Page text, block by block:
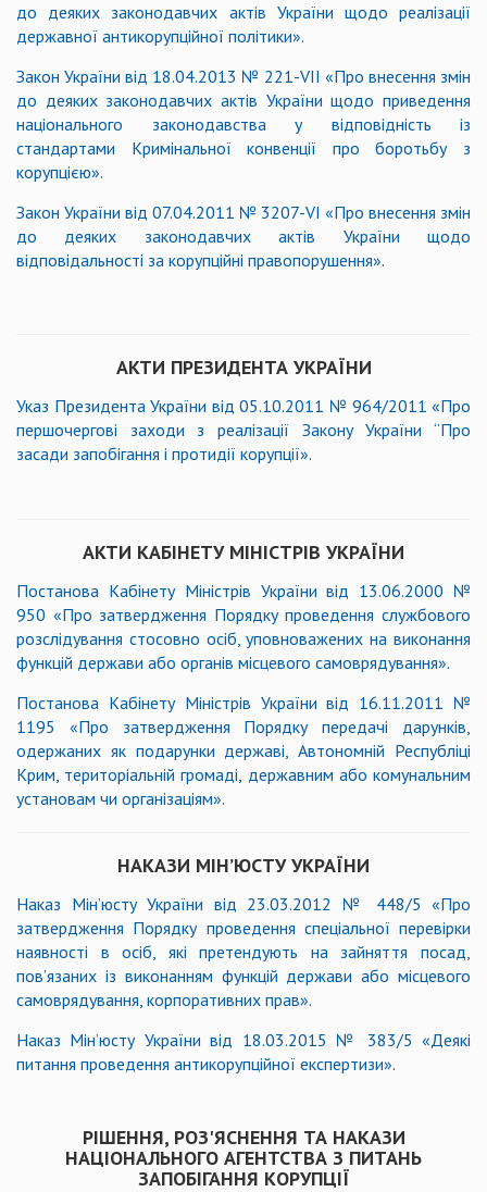
до деяких законодавчих актів України щодо реалізації
державної антикорупційної політики».
Закон України від 18.04.2013 № 221-VІІ «Про внесення змін
до деяких законодавчих актів України щодо приведення
національного законодавства у відповідність із
стандартами Кримінальної конвенції про боротьбу з
корупцією».
Закон України від 07.04.2011 № 3207-VІ «Про внесення змін
до деяких законодавчих актів України щодо
відповідальності за корупційні правопорушення».
АКТИ ПРЕЗИДЕНТА УКРАЇНИ
Указ Президента України від 05.10.2011 № 964/2011 «Про
першочергові заходи з реалізації Закону України “Про
засади запобігання і протидії корупції».
АКТИ КАБІНЕТУ МІНІСТРІВ УКРАЇНИ
Постанова Кабінету Міністрів України від 13.06.2000 №
950 «Про затвердження Порядку проведення службового
розслідування стосовно осіб, уповноважених на виконання
функцій держави або органів місцевого самоврядування».
Постанова Кабінету Міністрів України від 16.11.2011 №
1195 «Про затвердження Порядку передачі дарунків,
одержаних як подарунки державі, Автономній Республіці
Крим, територіальній громаді, державним або комунальним
установам чи організаціям».
НАКАЗИ МІН’ЮСТУ УКРАЇНИ
Наказ Мін’юсту України від 23.03.2012 № 448/5 «Про
затвердження Порядку проведення спеціальної перевірки
наявності в осіб, які претендують на зайняття посад,
пов’язаних із виконанням функцій держави або місцевого
самоврядування, корпоративних прав».
Наказ Мін’юсту України від 18.03.2015 № 383/5 «Деякі
питання проведення антикорупційної експертизи».
РІШЕННЯ, РОЗ'ЯСНЕННЯ ТА НАКАЗИ
НАЦІОНАЛЬНОГО АГЕНТСТВА З ПИТАНЬ
ЗАПОБІГАННЯ КОРУПЦІЇ